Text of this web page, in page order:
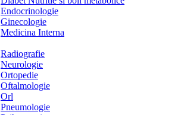
Endocrinologie
Ginecologie
Medicina Interna
Radiografie
Neurologie
Ortopedie
Oftalmologie
Orl
Pneumologie